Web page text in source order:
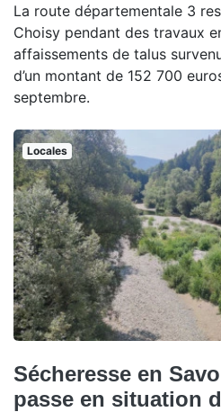
La route départementale 3
Choisy pendant des travaux
affaissements de talus
d’un montant de 152 700
septembre.
Locales
Sécheresse en
passe en situation